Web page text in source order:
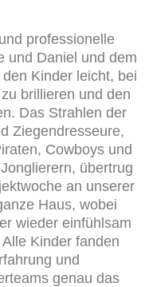
professionelle
und Daniel und dem
Kinder leicht, bei
brillieren und den
Das Strahlen der
Ziegendresseure,
Cowboys und
übertrug
an unserer
Haus, wobei
wieder einfühlsam
Kinder fanden
und
genau das